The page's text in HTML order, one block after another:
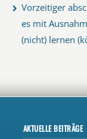
Vorzeitiger
es mit
(nicht) lernen
AKTUELLE BEITRÄGE